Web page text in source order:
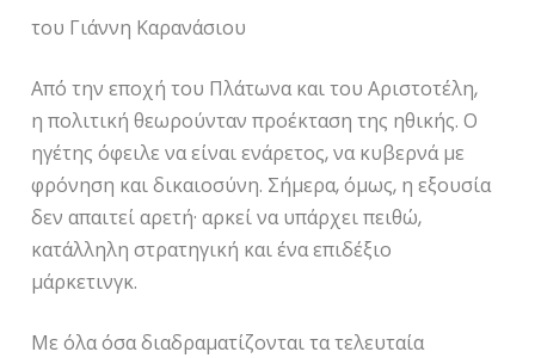
του Γιάννη Καρανάσιου
Από την εποχή του Πλάτωνα και του Αριστοτέλη,
η πολιτική θεωρούνταν προέκταση της ηθικής. Ο
ηγέτης όφειλε να είναι ενάρετος, να κυβερνά με
φρόνηση και δικαιοσύνη. Σήμερα, όμως, η εξουσία
δεν απαιτεί αρετή· αρκεί να υπάρχει πειθώ,
κατάλληλη στρατηγική και ένα επιδέξιο
μάρκετινγκ.
Με όλα όσα διαδραματίζονται τα τελευταία